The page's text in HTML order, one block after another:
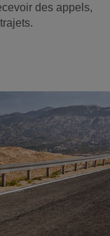
des appels,